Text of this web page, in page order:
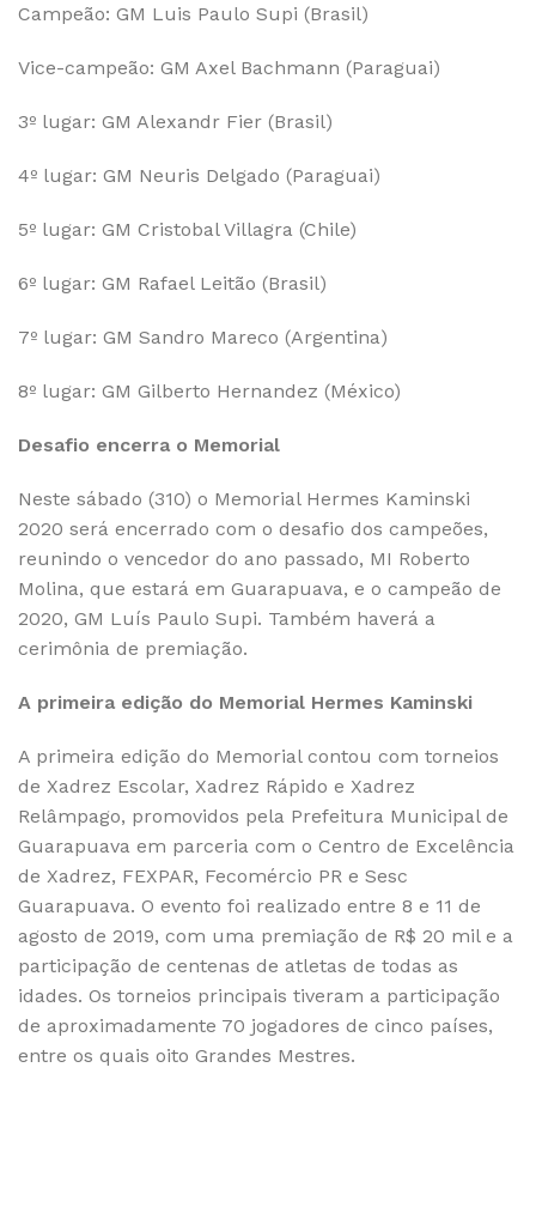
Campeão: GM Luis Paulo Supi (Brasil)
Vice-campeão: GM Axel Bachmann (Paraguai)
3º lugar: GM Alexandr Fier (Brasil)
4º lugar: GM Neuris Delgado (Paraguai)
5º lugar: GM Cristobal Villagra (Chile)
6º lugar: GM Rafael Leitão (Brasil)
7º lugar: GM Sandro Mareco (Argentina)
8º lugar: GM Gilberto Hernandez (México)
Desafio encerra o Memorial
Neste sábado (310) o Memorial Hermes Kaminski
2020 será encerrado com o desafio dos campeões,
reunindo o vencedor do ano passado, MI Roberto
Molina, que estará em Guarapuava, e o campeão de
2020, GM Luís Paulo Supi. Também haverá a
cerimônia de premiação.
A primeira edição do Memorial Hermes Kaminski
A primeira edição do Memorial contou com torneios
de Xadrez Escolar, Xadrez Rápido e Xadrez
Relâmpago, promovidos pela Prefeitura Municipal de
Guarapuava em parceria com o Centro de Excelência
de Xadrez, FEXPAR, Fecomércio PR e Sesc
Guarapuava. O evento foi realizado entre 8 e 11 de
agosto de 2019, com uma premiação de R$ 20 mil e a
participação de centenas de atletas de todas as
idades. Os torneios principais tiveram a participação
de aproximadamente 70 jogadores de cinco países,
entre os quais oito Grandes Mestres.